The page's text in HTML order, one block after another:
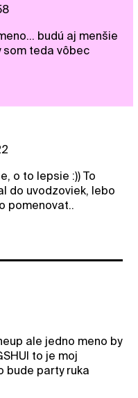
budú aj menšie
som teda vôbec
o to lepsie :)) To
do uvodzoviek, lebo
pomenovat..
ale jedno meno by
to je moj
bude party ruka